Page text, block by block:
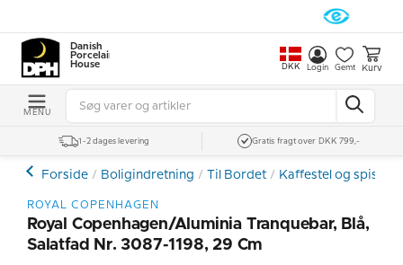
Danish
Porcelain
House
DKK Login Gemt Kurv
MENU
1-2 dages levering Gratis fragt over DKK 799,-
Forside Boligindretning Til Bordet Kaffestel og
ROYAL COPENHAGEN
Royal Copenhagen/Aluminia Tranquebar, Blå,
Salatfad Nr. 3087-1198, 29 Cm